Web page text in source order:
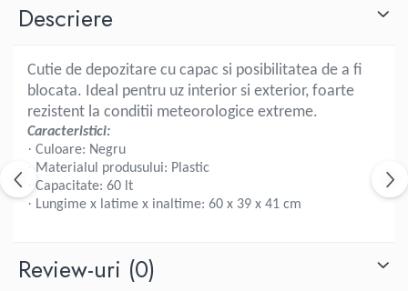
Descriere
Cutie de depozitare cu capac si posibilitatea de a fi
blocata. Ideal pentru uz interior si exterior, foarte
rezistent la conditii meteorologice extreme.
Caracteristici:
· Culoare: Negru
Materialul produsului: Plastic
Capacitate: 60 lt
· Lungime x latime x inaltime: 60 x 39 x 41 cm
Review-uri (0)